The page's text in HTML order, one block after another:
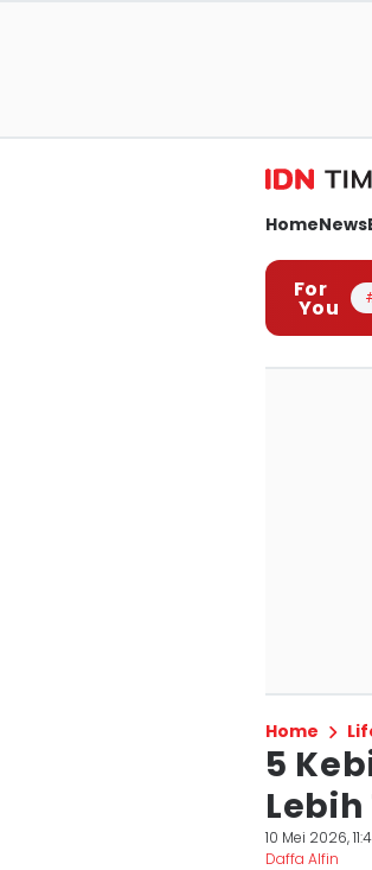
HomeNews
For
You
Home
5
10 Mei 2026,
Daffa Alfin